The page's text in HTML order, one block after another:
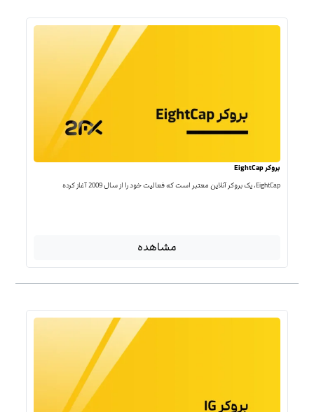
بروکر EightCap
EightCap، یک بروکر آنلاین معتبر است که فعالیت خود را از سال 2009 آغاز کرده
مشاهده